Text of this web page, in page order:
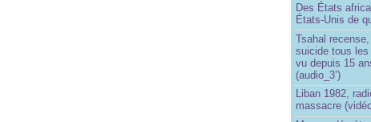
Des États
États-Unis de
Tsahal
suicide tous
vu depuis 15
(audio_3’)
Liban 1982,
massacre